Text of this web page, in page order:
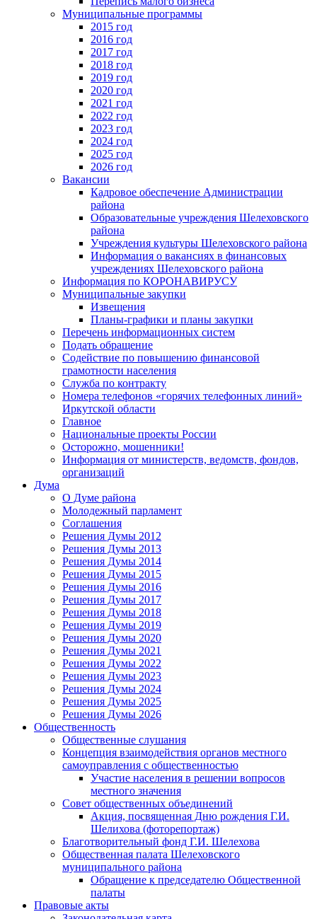
Муниципальные программы
2015 год
2016 год
2017 год
2018 год
2019 год
2020 год
2021 год
2022 год
2023 год
2024 год
2025 год
2026 год
Вакансии
Кадровое обеспечение Администрации
района
Образовательные учреждения Шелеховского
района
Учреждения культуры Шелеховского района
Информация о вакансиях в финансовых
учреждениях Шелеховского района
Информация по КОРОНАВИРУСУ
Муниципальные закупки
Извещения
Планы-графики и планы закупки
Перечень информационных систем
Подать обращение
Содействие по повышению финансовой
грамотности населения
Служба по контракту
Номера телефонов «горячих телефонных линий»
Иркутской области
Главное
Национальные проекты России
Осторожно, мошенники!
Информация от министерств, ведомств, фондов,
организаций
Дума
О Думе района
Молодежный парламент
Соглашения
Решения Думы 2012
Решения Думы 2013
Решения Думы 2014
Решения Думы 2015
Решения Думы 2016
Решения Думы 2017
Решения Думы 2018
Решения Думы 2019
Решения Думы 2020
Решения Думы 2021
Решения Думы 2022
Решения Думы 2023
Решения Думы 2024
Решения Думы 2025
Решения Думы 2026
Общественность
Общественные слушания
Концепция взаимодействия органов местного
самоуправления с общественностью
Участие населения в решении вопросов
местного значения
Совет общественных объединений
Акция, посвященная Дню рождения Г.И.
Шелихова (фоторепортаж)
Благотворительный фонд Г.И. Шелехова
Общественная палата Шелеховского
муниципального района
Обращение к председателю Общественной
палаты
Правовые акты